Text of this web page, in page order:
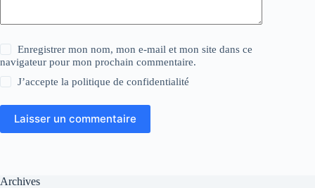
Enregistrer mon nom, mon e-mail et mon site dans ce
navigateur pour mon prochain commentaire.
J’accepte lapolitique de confidentialité
Laisser un commentaire
Archives